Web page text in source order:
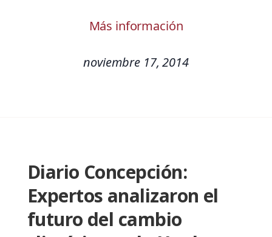
Más información
noviembre 17, 2014
Diario Concepción:
Expertos analizaron el
futuro del cambio